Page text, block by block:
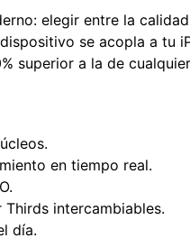
elegir entre la
se acopla a tu
superior a la de
en tiempo real.
intercambiables.
día.